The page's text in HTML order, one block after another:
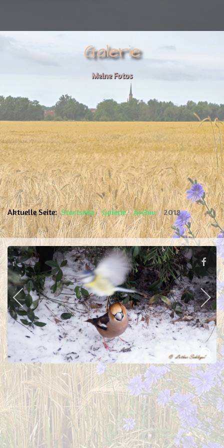
Galerie
Meine Fotos
Aktuelle Seite:Startseite Galerie Archiv 2018